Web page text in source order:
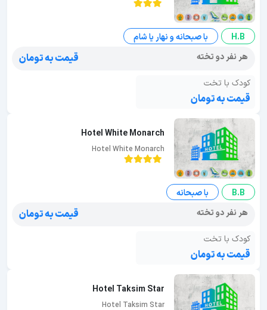
H.B
با صبحانه و نهار یا شام
هر نفر دو تخته
قیمت به تومان
کودک با تخت
قیمت به تومان
Hotel White Monarch
Hotel White Monarch
B.B
با صبحانه
هر نفر دو تخته
قیمت به تومان
کودک با تخت
قیمت به تومان
Hotel Taksim Star
Hotel Taksim Star